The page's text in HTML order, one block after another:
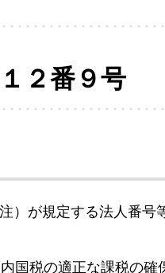
２番９号
）が規定する法人番号
国税の適正な課税の